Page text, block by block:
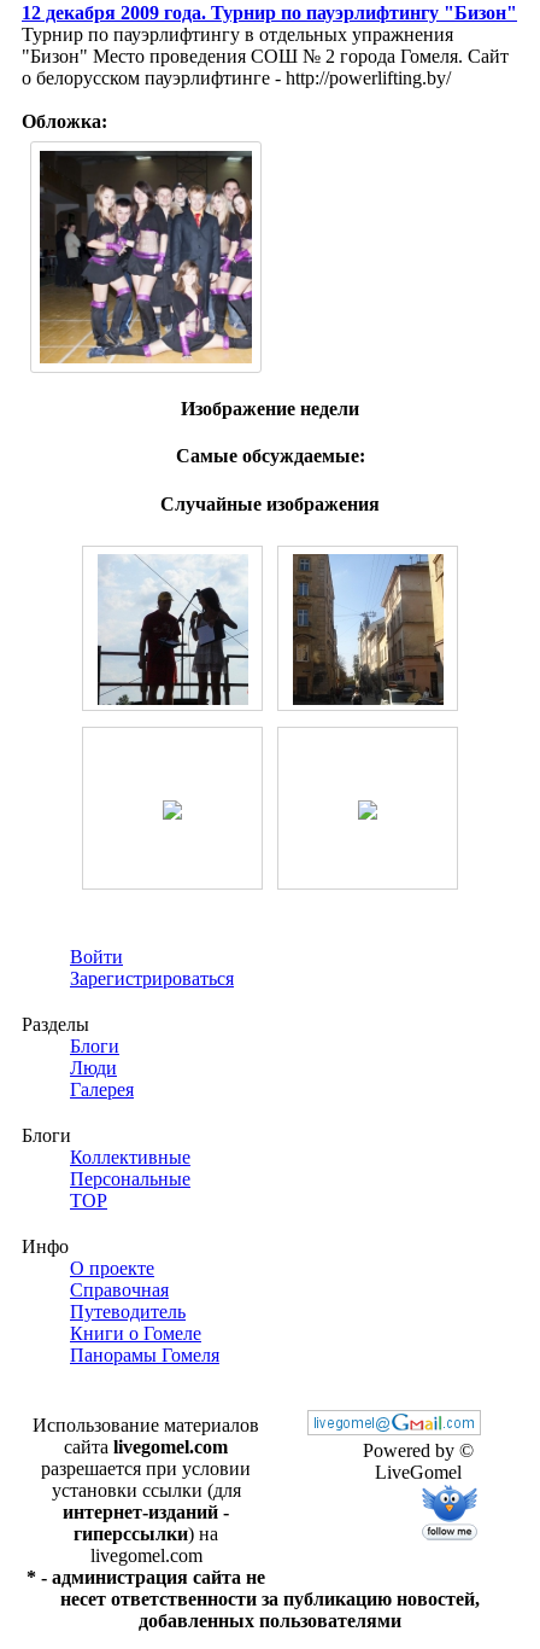
12 декабря 2009 года. Турнир по пауэрлифтингу "Бизон"
Турнир по пауэрлифтингу в отдельных упражнения
"Бизон" Место проведения СОШ № 2 города Гомеля. Сайт
о белорусском пауэрлифтинге - http://powerlifting.by/
Обложка:
Изображение недели
Самые обсуждаемые:
Случайные изображения
Войти
Зарегистрироваться
Разделы
Блоги
Люди
Галерея
Блоги
Коллективные
Персональные
TOP
Инфо
О проекте
Справочная
Путеводитель
Книги о Гомеле
Панорамы Гомеля
Powered by ©
LiveGomel
Использование материалов
сайта livegomel.com
разрешается при условии
установки ссылки (для
интернет-изданий -
гиперссылки) на
livegomel.com
* - администрация сайта не
несет ответственности за публикацию новостей,
добавленных пользователями